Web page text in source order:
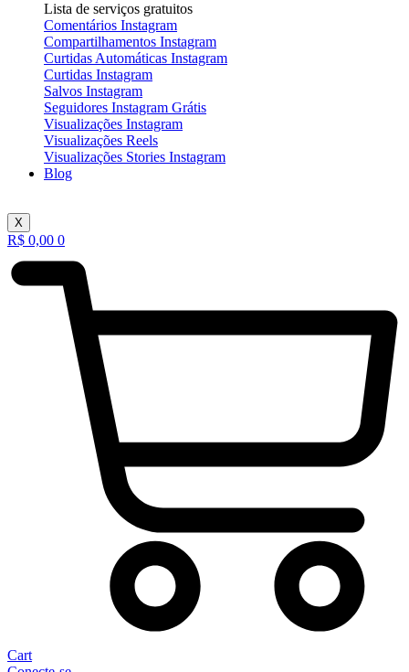
Lista de serviços gratuitos
Comentários Instagram
Compartilhamentos Instagram
Curtidas Automáticas Instagram
Curtidas Instagram
Salvos Instagram
Seguidores Instagram Grátis
Visualizações Instagram
Visualizações Reels
Visualizações Stories Instagram
Blog
X
R$ 0,00 0
Cart